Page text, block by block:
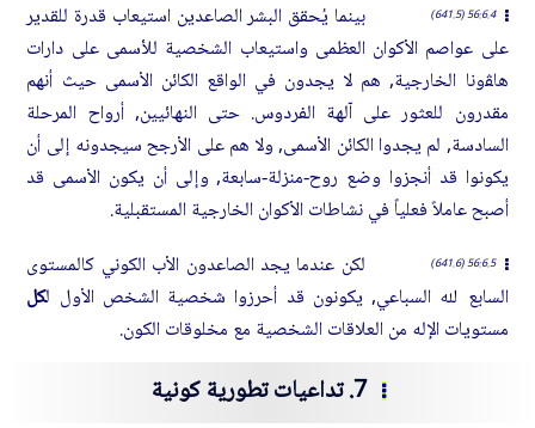
56:6.4 (641.5)
بينما يُحقق البشر الصاعدين استيعاب قدرة للقدير
على عواصم الأكوان العظمى واستيعاب الشخصية للأسمى على دارات
هاﭭونا الخارجية, هم لا يجدون في الواقع الكائن الأسمى حيث أنهم
مقدرون للعثور على آلهة الفردوس. حتى النهائيين, أرواح المرحلة
السادسة, لم يجدوا الكائن الأسمى, ولا هم على الأرجح سيجدونه إلى أن
يكونوا قد أنجزوا وضع روح-منزلة-سابعة, وإلى أن يكون الأسمى قد
أصبح عاملاً فعلياً في نشاطات الأكوان الخارجية المستقبلية.
56:6.5 (641.6)
لكن عندما يجد الصاعدون الأب الكوني كالمستوى
السابع لله السباعي, يكونون قد أحرزوا شخصية الشخص الأول لكل
مستويات الإله من العلاقات الشخصية مع مخلوقات الكون.
7. تداعيات تطورية كونية